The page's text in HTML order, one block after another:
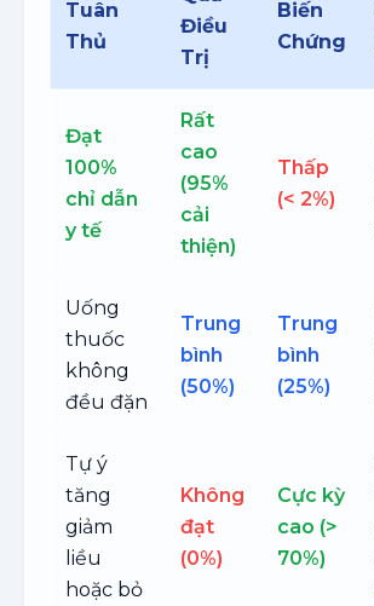
Tuân
Thủ
Điều
Trị
Biến
Chứng
Đạt
100%
chỉ dẫn
y tế
Rất
cao
(95%
cải
thiện)
Thấp
(< 2%)
Uống
thuốc
không
đều đặn
Trung
bình
(50%)
Trung
bình
(25%)
Tự ý
tăng
giảm
liều
hoặc bỏ
Không
đạt
(0%)
Cực kỳ
cao (>
70%)